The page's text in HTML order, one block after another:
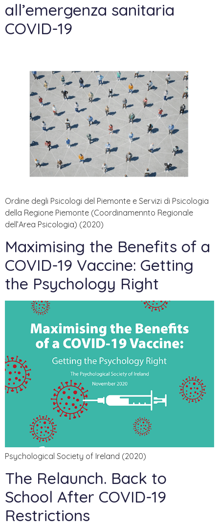
all’emergenza sanitaria
COVID-19
Ordine degli Psicologi del Piemonte e Servizi di Psicologia
della Regione Piemonte (Coordinamennto Regionale
dell’Area Psicologia) (2020)
Maximising the Benefits of a
COVID-19 Vaccine: Getting
the Psychology Right
Psychological Society of Ireland (2020)
The Relaunch. Back to
School After COVID-19
Restrictions